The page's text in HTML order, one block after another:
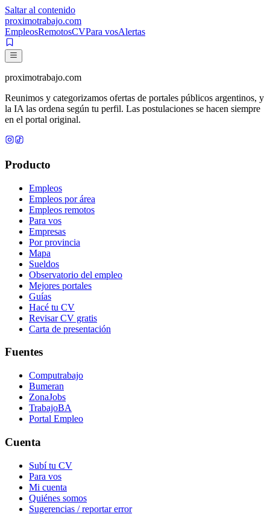
Saltar al contenido
proximotrabajo.com
EmpleosRemotosCVPara vosAlertas
proximotrabajo.com
Reunimos y categorizamos ofertas de portales públicos argentinos, y
la IA las ordena según tu perfil. Las postulaciones se hacen siempre
en el portal original.
Producto
Empleos
Empleos por área
Empleos remotos
Para vos
Empresas
Por provincia
Mapa
Sueldos
Observatorio del empleo
Mejores portales
Guías
Hacé tu CV
Revisar CV gratis
Carta de presentación
Fuentes
Computrabajo
Bumeran
ZonaJobs
TrabajoBA
Portal Empleo
Cuenta
Subí tu CV
Para vos
Mi cuenta
Quiénes somos
Sugerencias / reportar error